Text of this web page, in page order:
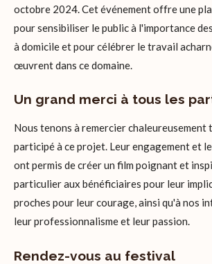
octobre 2024. Cet événement offre une
pour sensibiliser le public à l'importance
à domicile et pour célébrer le travail
œuvrent dans ce domaine.
Un grand merci à tous les
Nous tenons à remercier chaleureusement
participé à ce projet. Leur engagement et
ont permis de créer un film poignant et
particulier aux bénéficiaires pour leur
proches pour leur courage, ainsi qu'à nos
leur professionnalisme et leur passion.
Rendez-vous au festival